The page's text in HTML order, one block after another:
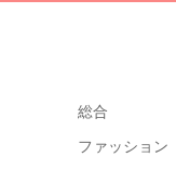
総合
ファッション